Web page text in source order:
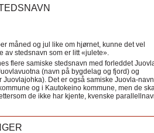
måned og jul like om hjørnet, kunne det vel
av stedsnavn som er litt «julete».
flere samiske stedsnavn med forleddet
(navn på bygdelag og fjord) og
Juovlajohka). Det er også samiske Juovla-navn
og i Kautokeino kommune, men de
de ikke har kjente, kvenske